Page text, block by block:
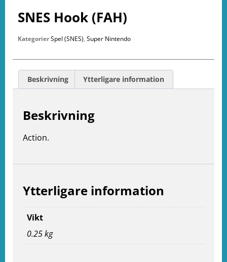
SNES Hook (FAH)
KategorierSpel (SNES), Super Nintendo
Beskrivning Ytterligare information
Beskrivning
Action.
Ytterligare information
Vikt
0.25 kg